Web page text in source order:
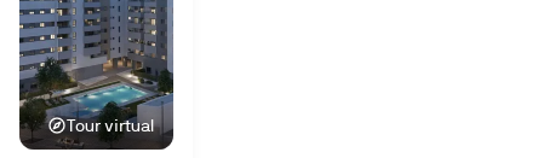
Tour virtual